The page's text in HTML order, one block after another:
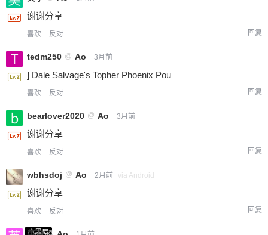
谢谢分享
喜欢 反对 回复
tedm250 @ Ao 3月前
] Dale Salvage's Topher Phoenix Pou
喜欢 反对 回复
bearlover2020 @ Ao 3月前
谢谢分享
喜欢 反对 回复
wbhsdoj @ Ao 2月前 via Android
谢谢分享
喜欢 反对 回复
小黑屋@